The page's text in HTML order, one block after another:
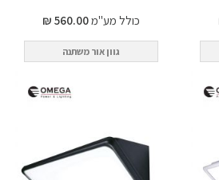
כולל מע"מ560.00 ₪
גוון אור משתנה